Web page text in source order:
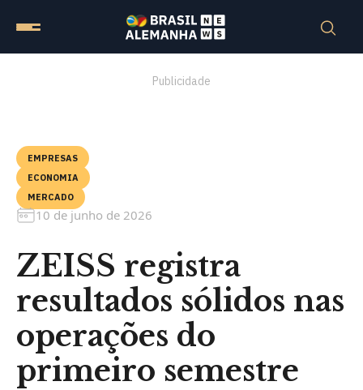
Publicidade
EMPRESAS
ECONOMIA
MERCADO
10 de junho de 2026
ZEISS registra
resultados sólidos nas
operações do
primeiro semestre